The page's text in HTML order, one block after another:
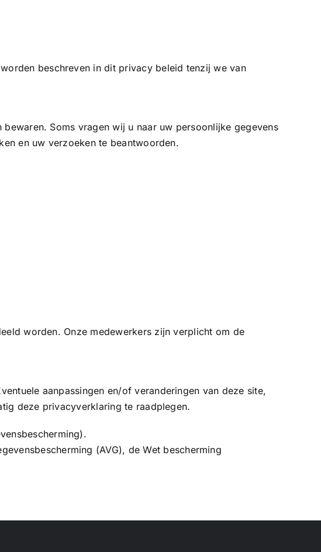
beschreven in dit privacy beleid tenzij we van
Soms vragen wij u naar uw persoonlijke gegevens
en uw verzoeken te beantwoorden.
worden. Onze medewerkers zijn verplicht om de
aanpassingen en/of veranderingen van deze site,
deze privacyverklaring te raadplegen.
(AVG), de Wet bescherming